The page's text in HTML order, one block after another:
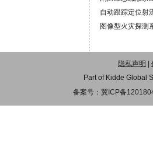
自动跟踪定位射
图像型火灾探测
隐私声明
Part of Kidde Global
备案号： 冀ICP备